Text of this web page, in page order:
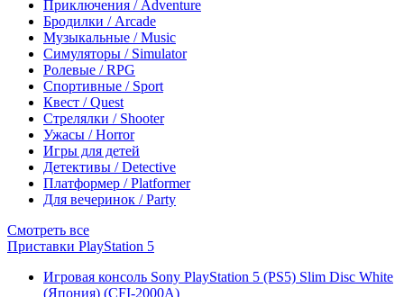
Приключения / Adventure
Бродилки / Arcade
Музыкальные / Music
Симуляторы / Simulator
Ролевые / RPG
Спортивные / Sport
Квест / Quest
Стрелялки / Shooter
Ужасы / Horror
Игры для детей
Детективы / Detective
Платформер / Platformer
Для вечеринок / Party
Смотреть все
Приставки PlayStation 5
Игровая консоль Sony PlayStation 5 (PS5) Slim Disc White
(Япония) (CFI-2000A)